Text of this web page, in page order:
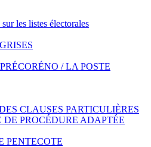
les listes électorales
/ LA POSTE
CLAUSES PARTICULIÈRES
DE PROCÉDURE ADAPTÉE
PENTECOTE